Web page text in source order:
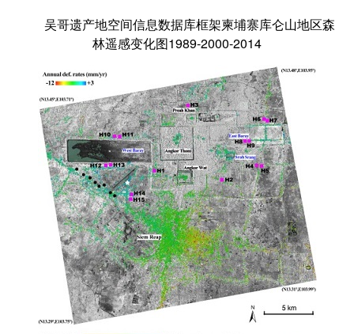
吴哥遗产地空间信息数据库框架柬埔寨库仑山地区森
林遥感变化图1989-2000-2014